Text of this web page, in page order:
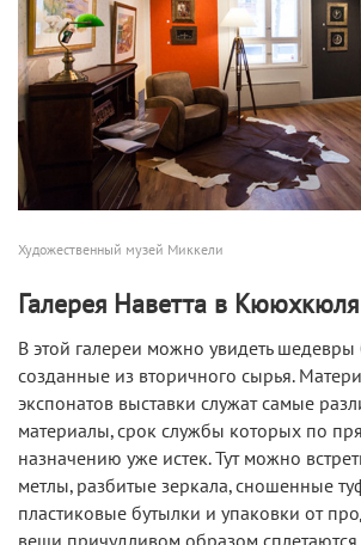
Художественный музей Миккели
Галерея Наветта в Кююхкюля
В этой галереи можно увидеть
созданные из вторичного сырья.
экспонатов выставки служат самые
материалы, срок службы которых по
назначению уже истек. Тут можно
метлы, разбитые зеркала, сношенные
пластиковые бутылки и упаковки от